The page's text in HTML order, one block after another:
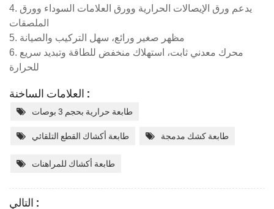
4. يدعم ورق الإيصالات الحرارية وورق العلامات السوداء وورق
الملصقات
5. مظهر صغير ورائع، سهل التركيب والصيانة
6. محرك معدني ثابت، استهلاك منخفض للطاقة وتبديد سريع
للحرارة
العلامات الساخنة :
طابعة حرارية بحجم 3 بوصات
طابعة أكشاك القطع التلقائي طابعة كشك مدمجة
طابعة أكشاك للمراهنات
التالي :